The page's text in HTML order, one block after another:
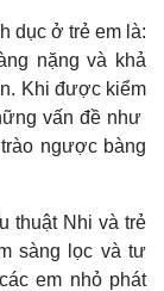
dục ở trẻ em là:
nặng và khả
Khi được kiểm
vấn đề như
ngược bàng
thuật Nhi và trẻ
sàng lọc và tư
em nhỏ phát